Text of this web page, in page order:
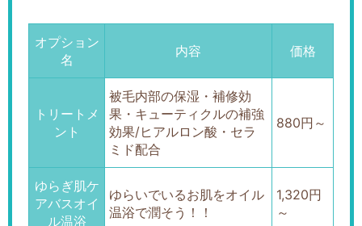
オプション
名
内容 価格
トリートメ
ント
被毛内部の保湿・補修効
果・キューティクルの補強
効果/ヒアルロン酸・セラ
ミド配合
880円～
ゆらぎ肌ケ
アバスオイ
ル温浴
ゆらいでいるお肌をオイル
温浴で潤そう！！
1,320円
～